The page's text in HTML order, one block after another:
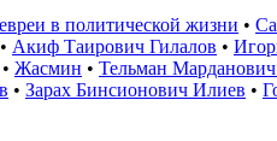
в политической жизни •
• Акиф Таирович Гилалов •
• Жасмин • Тельман
• Зарах Бинсионович Илиев •